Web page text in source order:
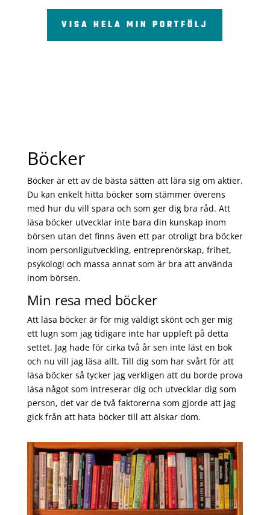
VISA HELA MIN PORTFÖLJ
Böcker
Böcker är ett av de bästa sätten att lära sig om aktier.
Du kan enkelt hitta böcker som stämmer överens
med hur du vill spara och som ger dig bra råd. Att
läsa böcker utvecklar inte bara din kunskap inom
börsen utan det finns även ett par otroligt bra böcker
inom personligutveckling, entreprenörskap, frihet,
psykologi och massa annat som är bra att använda
inom börsen.
Min resa med böcker
Att läsa böcker är för mig väldigt skönt och ger mig
ett lugn som jag tidigare inte har uppleft på detta
settet. Jag hade för cirka två år sen inte läst en bok
och nu vill jag läsa allt. Till dig som har svårt för att
läsa böcker så tycker jag verkligen att du borde prova
läsa något som intreserar dig och utvecklar dig som
person, det var de två faktorerna som gjorde att jag
gick från att hata böcker till att älskar dom.